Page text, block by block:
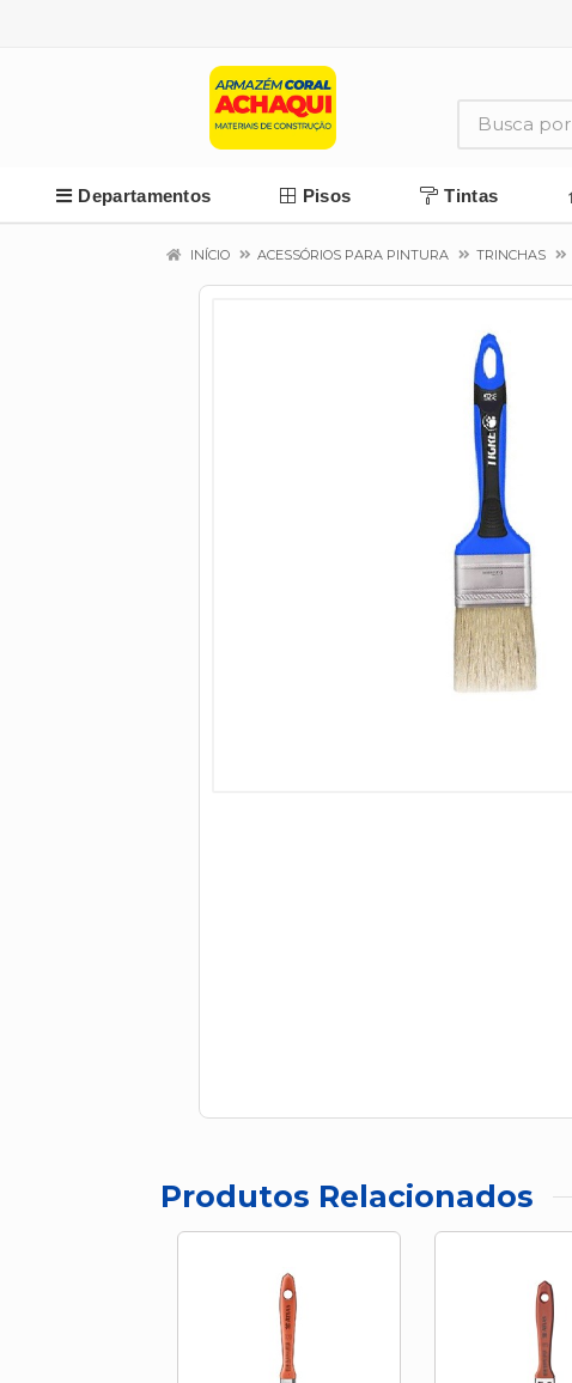
Departamentos Pisos Tintas
INÍCIO ACESSÓRIOS PARA PINTURA TRINCHAS
Produtos Relacionados